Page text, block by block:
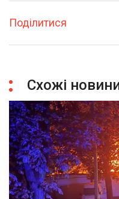
Поділитися
Схожі